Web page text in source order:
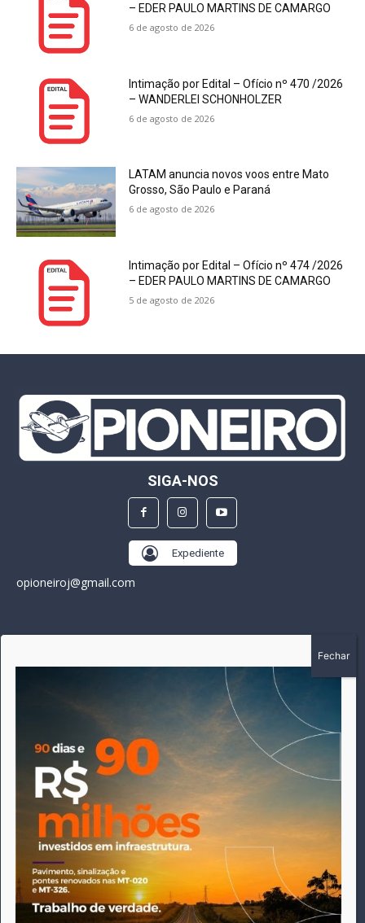
– EDER PAULO MARTINS DE CAMARGO
6 de agosto de 2026
Intimação por Edital – Ofício nº 470 /2026
– WANDERLEI SCHONHOLZER
6 de agosto de 2026
LATAM anuncia novos voos entre Mato
Grosso, São Paulo e Paraná
6 de agosto de 2026
Intimação por Edital – Ofício nº 474 /2026
– EDER PAULO MARTINS DE CAMARGO
5 de agosto de 2026
SIGA-NOS
Expediente
opioneiroj@gmail.com
A história do Pioneiro inicia em fevereiro de 2005 em
Canarana - MT, na época, como um jornal impresso semanal,
que chegou a possuir mil assinantes. Durante 15 anos, foram
publicadas 691 edições que narraram os acontecimentos
políticos, policiais e cotidianos de Canarana e região. Fiel a sua
origem, pautado sempre pela busca incessante da
imparcialidade, faz jus a sua logo, com o característico "avião
da praça" de Canarana, sendo o símbolo do
comprometimento deste veículo de comunicação com o
relato dos fatos neste município. Em 06 de dezembro de 2019
circulou a última edição impressa do jornal, que desde então
tem veiculação exclusivamente online.